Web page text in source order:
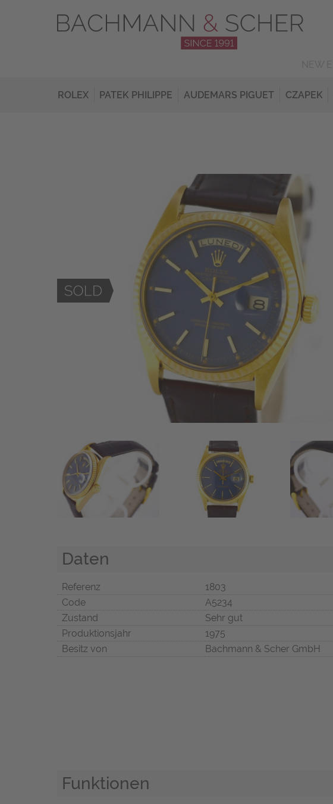
ROLEX PATEK PHILIPPE AUDEMARS PIGUET CZAPEK
Daten
Referenz
1803
Code
A5234
Zustand
Sehr gut
Produktionsjahr
1975
Besitz von
Bachmann & Scher GmbH
Funktionen